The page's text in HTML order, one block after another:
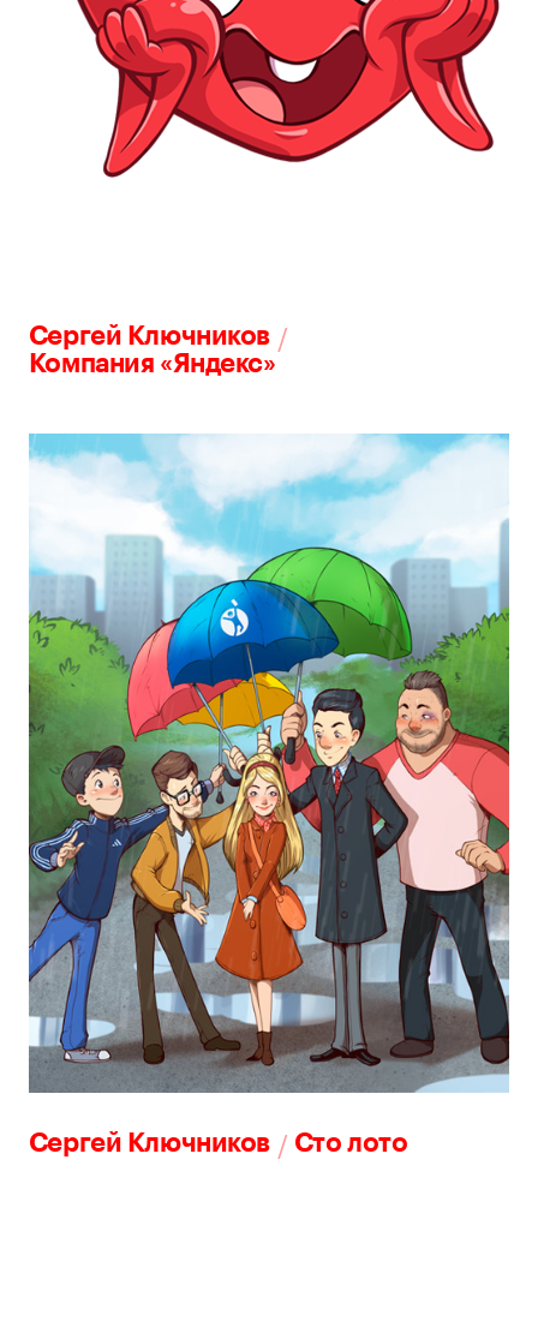
Сергей Ключников /
Компания «Яндекс»
Сергей Ключников / Сто лото